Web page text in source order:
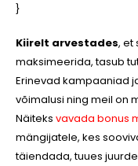
}
Kiirelt arvestades, et
maksimeerida, tasub
Erinevad kampaaniad
võimalusi ning meil on
Näiteks vavada bonus
mängijatele, kes
täiendada, tuues